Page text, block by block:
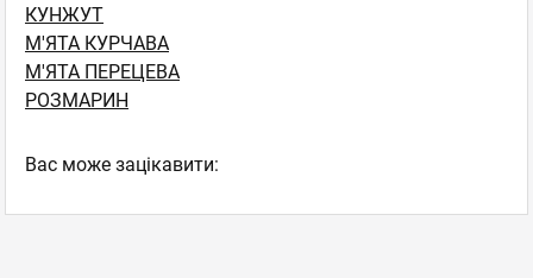
КУНЖУТ
М'ЯТА КУРЧАВА
М'ЯТА ПЕРЕЦЕВА
РОЗМАРИН
Вас може зацікавити: